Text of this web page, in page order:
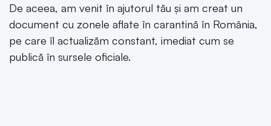
De aceea, am venit în ajutorul tău și am creat un
document cu zonele aflate în carantină în România,
pe care îl actualizăm constant, imediat cum se
publică în sursele oficiale.